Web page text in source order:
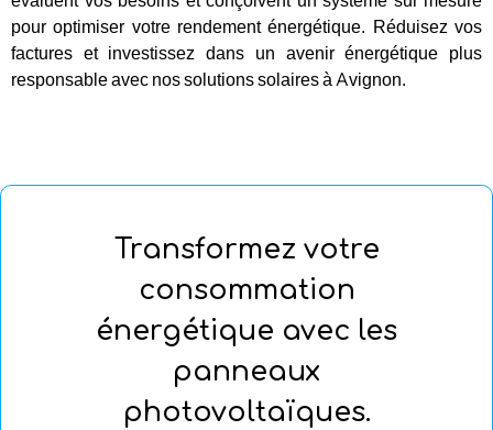
pour optimiser votre rendement énergétique. Réduisez vos
factures et investissez dans un avenir énergétique plus
responsable avec nos solutions solaires à Avignon.
Transformez votre
consommation
énergétique avec les
panneaux
photovoltaïques.